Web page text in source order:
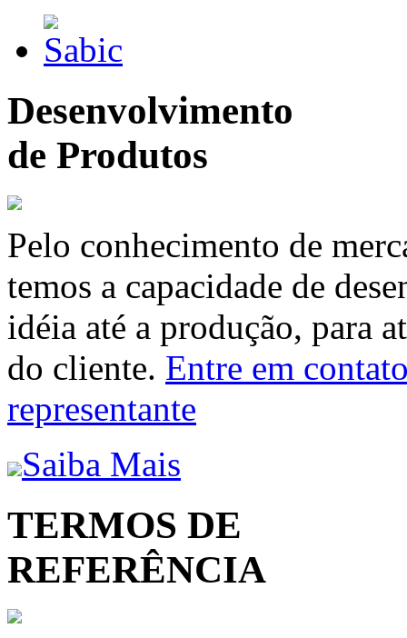
Desenvolvimento
de Produtos
Pelo conhecimento de
temos a capacidade de
idéia até a produção, para
do cliente. Entre em
representante
Saiba Mais
TERMOS DE
REFERÊNCIA